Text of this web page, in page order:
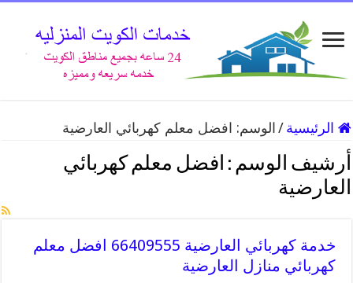
الرئيسية / الوسم: افضل معلم كهربائي العارضية
أرشيف الوسم : افضل معلم كهربائي
العارضية
خدمة كهربائي العارضية 66409555 افضل معلم
كهربائي منازل العارضية